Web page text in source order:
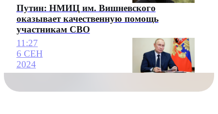
Путин: НМИЦ им. Вишневского
оказывает качественную помощь
участникам СВО
11:27
6 СЕН
2024